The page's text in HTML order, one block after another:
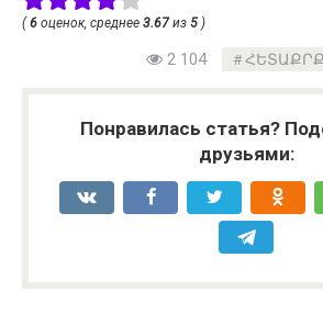
(6 оценок, среднее 3.67из 5 )
2 104
Понравилась статья?
друзьями: